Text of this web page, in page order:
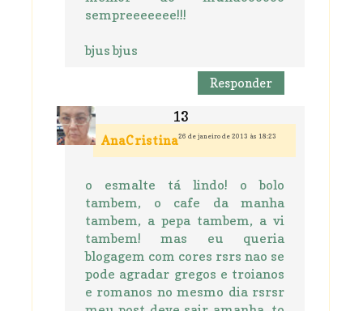
sempreeeeeee!!!
bjus bjus
Responder
AnaCristina26 de janeiro de 2013 às 18:23
o esmalte tá lindo! o bolo
tambem, o cafe da manha
tambem, a pepa tambem, a vi
tambem! mas eu queria
blogagem com cores rsrs nao se
pode agradar gregos e troianos
e romanos no mesmo dia rsrsr